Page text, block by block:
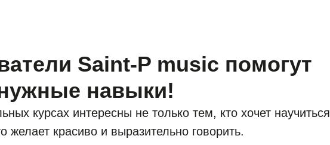
Saint-P music помогут
навыки!
курсах интересны не только тем, кто хочет научиться
желает красиво и выразительно говорить.